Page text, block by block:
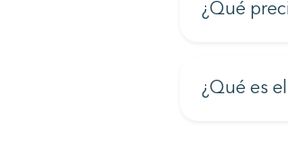
¿Qué
¿Qué es